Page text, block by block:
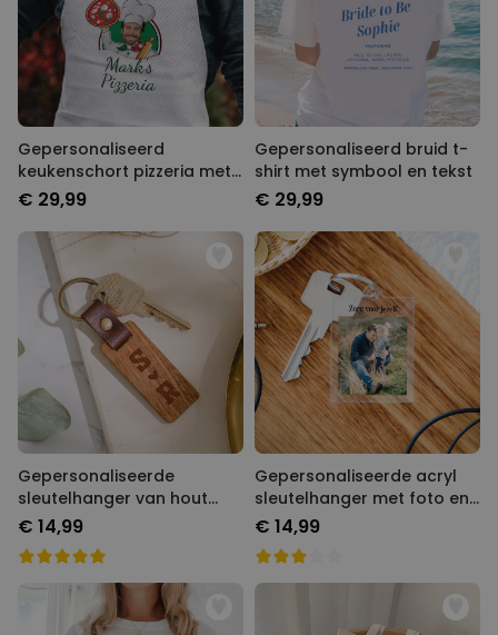
Gepersonaliseerd
keukenschort pizzeria met
gezicht
€ 29,99
Gepersonaliseerd bruid t-
shirt met symbool en tekst
€ 29,99
Gepersonaliseerde
sleutelhanger van hout
met symbolen
€ 14,99
Gepersonaliseerde acryl
sleutelhanger met foto en
tekst
€ 14,99